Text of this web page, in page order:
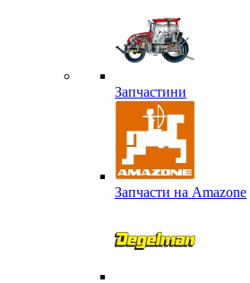
Запчастини
Запчасти на Amazone